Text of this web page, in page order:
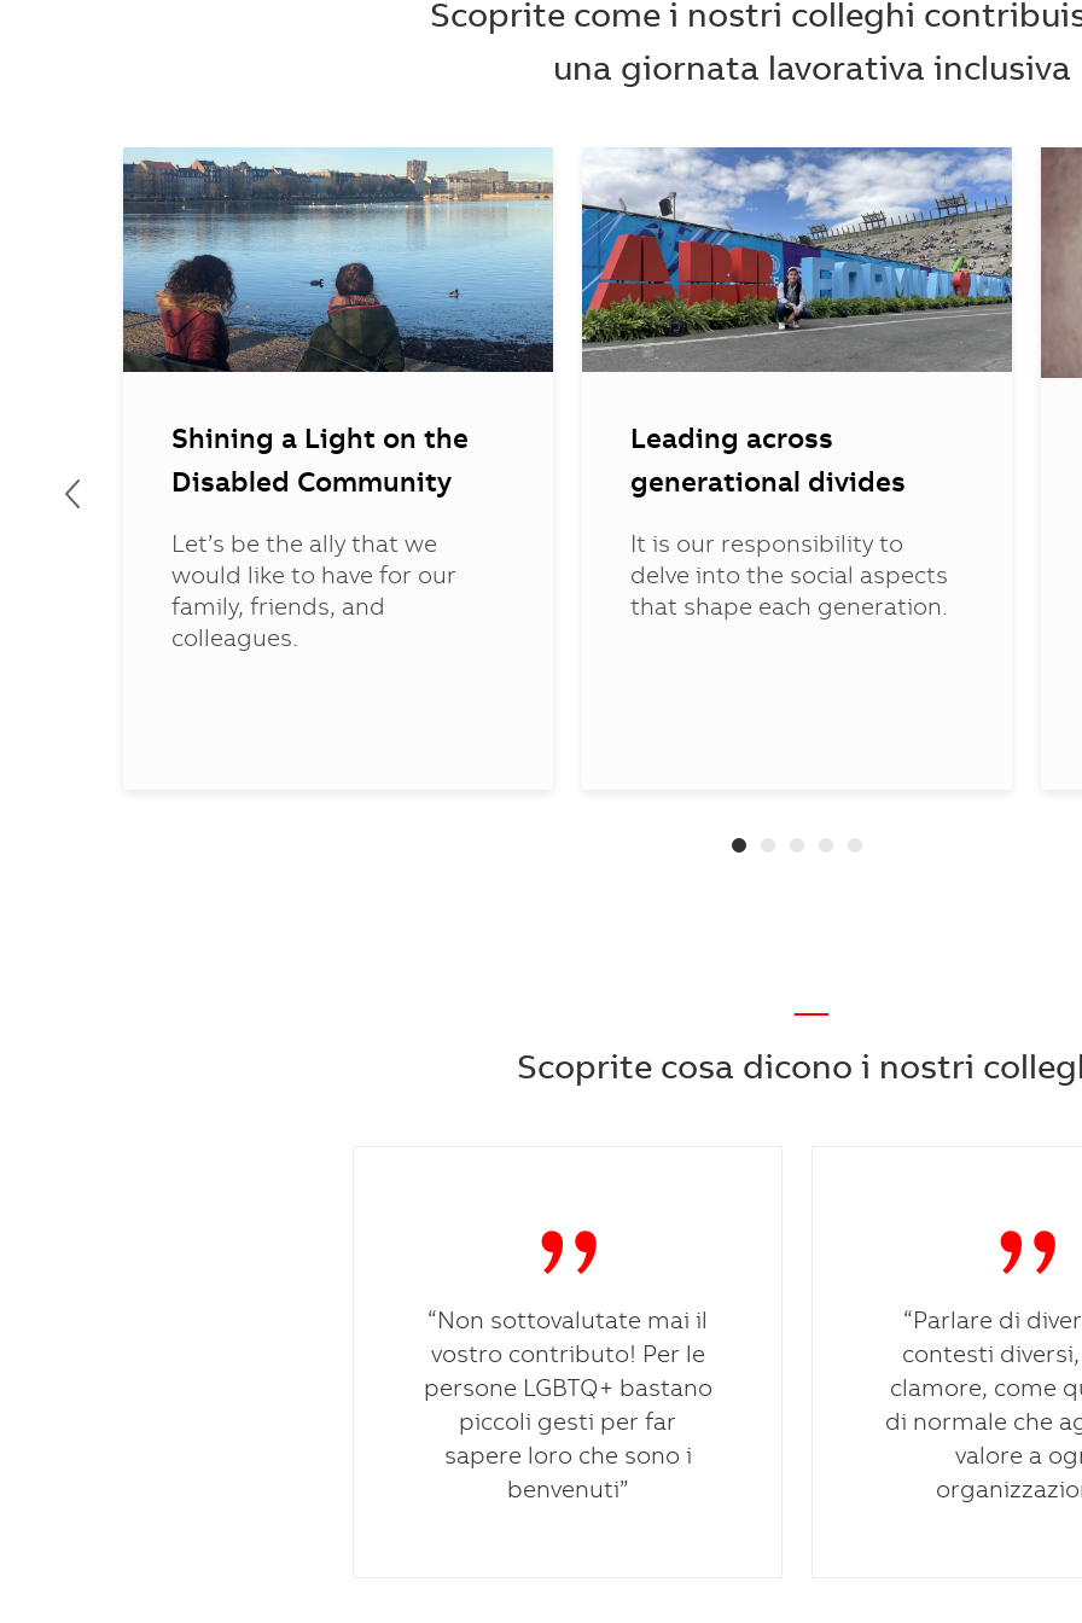
Scoprite come i nostri colleghi
una giornata lavorativa inclusiva
Shining a Light on the
Disabled Community
Let’s be the ally that we
would like to have for our
family, friends, and
colleagues.
Leading across
generational divides
It is our responsibility to
delve into the social aspects
that shape each generation.
—
Scoprite cosa dicono i nostri
“Non sottovalutate mai il
vostro contributo! Per le
persone LGBTQ+ bastano
piccoli gesti per far
sapere loro che sono i
benvenuti”
“Parlare di
contesti
clamore, come
di normale che
valore a